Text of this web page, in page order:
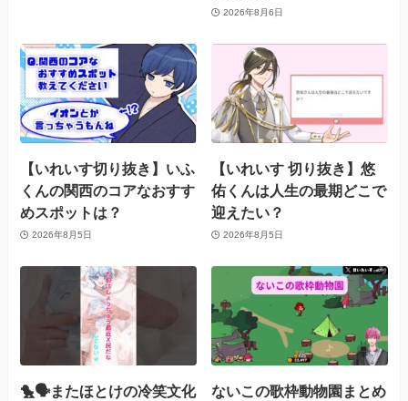
2026年8月6日
【いれいす切り抜き】いふ
くんの関西のコアなおすす
めスポットは？
2026年8月5日
【いれいす 切り抜き】悠
佑くんは人生の最期どこで
迎えたい？
2026年8月5日
🐤🗣️またほとけの冷笑文化
ないこの歌枠動物園まとめ